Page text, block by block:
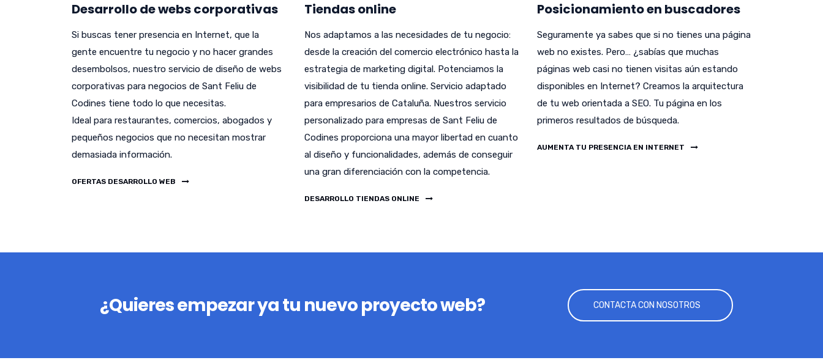
Desarrollo de webs corporativas
Si buscas tener presencia en Internet, que la
gente encuentre tu negocio y no hacer grandes
desembolsos, nuestro servicio de diseño de webs
corporativas para negocios de Sant Feliu de
Codines tiene todo lo que necesitas.
Ideal para restaurantes, comercios, abogados y
pequeños negocios que no necesitan mostrar
demasiada información.
OFERTAS DESARROLLO WEB
Tiendas online
Nos adaptamos a las necesidades de tu negocio:
desde la creación del comercio electrónico hasta la
estrategia de marketing digital. Potenciamos la
visibilidad de tu tienda online. Servicio adaptado
para empresarios de Cataluña. Nuestros servicio
personalizado para empresas de Sant Feliu de
Codines proporciona una mayor libertad en cuanto
al diseño y funcionalidades, además de conseguir
una gran diferenciación con la competencia.
DESARROLLO TIENDAS ONLINE
Posicionamiento en buscadores
Seguramente ya sabes que si no tienes una página
web no existes. Pero… ¿sabías que muchas
páginas web casi no tienen visitas aún estando
disponibles en Internet? Creamos la arquitectura
de tu web orientada a SEO. Tu página en los
primeros resultados de búsqueda.
AUMENTA TU PRESENCIA EN INTERNET
¿Quieres empezar ya tu nuevo proyecto web? CONTACTA CON NOSOTROS